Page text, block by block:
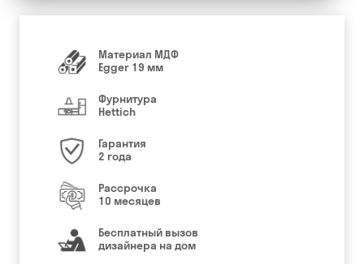
Материал МДФ
Egger 19 мм
Фурнитура
Hettich
Гарантия
2 года
Рассрочка
10 месяцев
Бесплатный вызов
дизайнера на дом